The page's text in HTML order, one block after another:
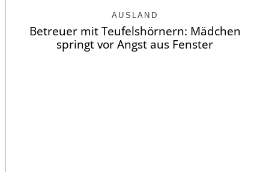
AUSLAND
Betreuer mit Teufelshörnern: Mädchen
springt vor Angst aus Fenster